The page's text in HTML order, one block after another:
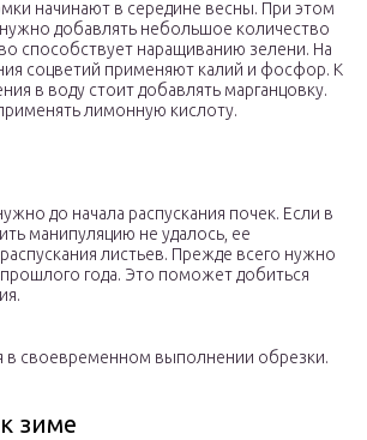
начинают в середине весны. При этом
добавлять небольшое количество
способствует наращиванию зелени. На
соцветий применяют калий и фосфор. К
в воду стоит добавлять марганцовку.
лимонную кислоту.
до начала распускания почек. Если в
манипуляцию не удалось, ее
листьев. Прежде всего нужно
года. Это поможет добиться
в своевременном выполнении обрезки.
зиме